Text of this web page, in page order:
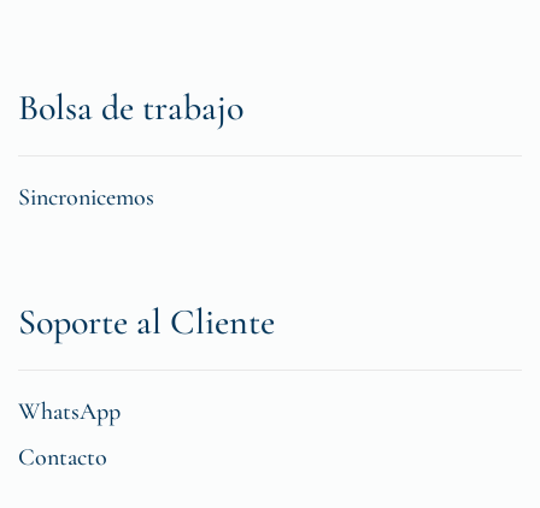
Bolsa de trabajo
Sincronicemos
Soporte al Cliente
WhatsApp
Contacto